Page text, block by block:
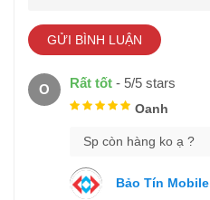
GỬI BÌNH LUẬN
Rất tốt - 5/5 stars
O
Oanh
Sp còn hàng ko ạ ?
Bảo Tín Mobile